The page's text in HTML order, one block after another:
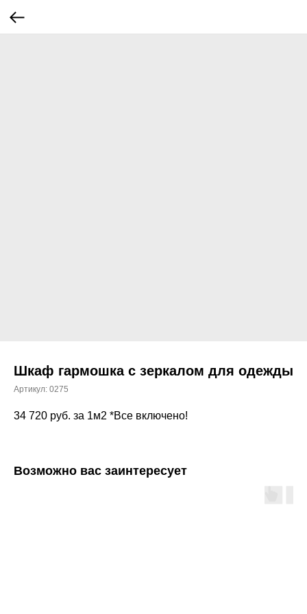
Шкаф гармошка с зеркалом для одежды
Артикул: 0275
34 720 руб. за 1м2 *Все включено!
Возможно вас заинтересует